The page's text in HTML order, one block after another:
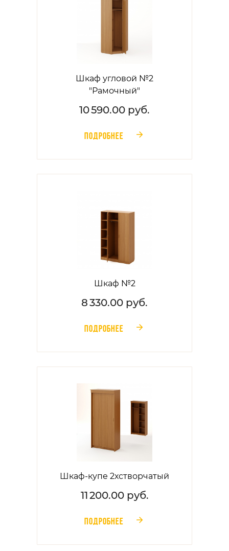
Шкаф угловой №2
"Рамочный"
10 590.00 руб.
ПОДРОБНЕЕ 󰁔
Шкаф №2
8 330.00 руб.
ПОДРОБНЕЕ 󰁔
Шкаф-купе 2хстворчатый
11 200.00 руб.
ПОДРОБНЕЕ 󰁔